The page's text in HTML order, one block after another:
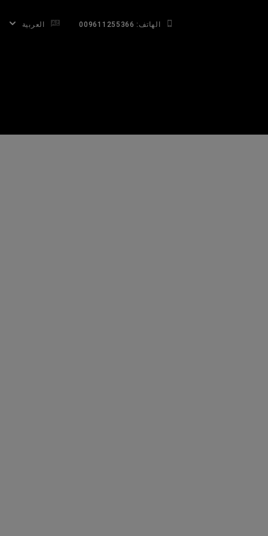
الهاتف: 009611255366 العربية